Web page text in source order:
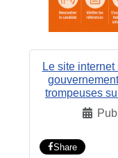
Le site
trompeuses
Share